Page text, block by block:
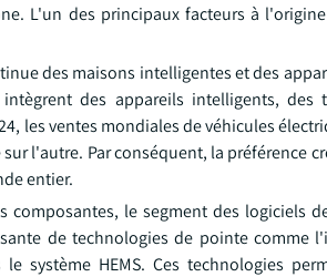
L'un des principaux facteurs à
des maisons intelligentes et des
des appareils intelligents, des
les ventes mondiales de véhicules
l'autre. Par conséquent, la préférence
entier.
composantes, le segment des logiciels
de technologies de pointe comme
système HEMS. Ces technologies